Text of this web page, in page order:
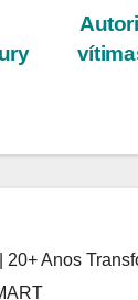
Anos